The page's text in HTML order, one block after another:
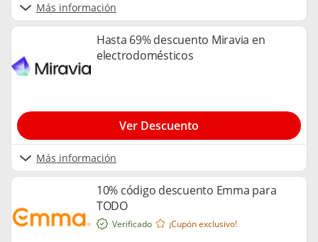
Más información
Hasta 69% descuento Miravia en
electrodomésticos
Más información
Ver Descuento
10% código descuento Emma para
TODO
¡Cupón exclusivo!
Verificado